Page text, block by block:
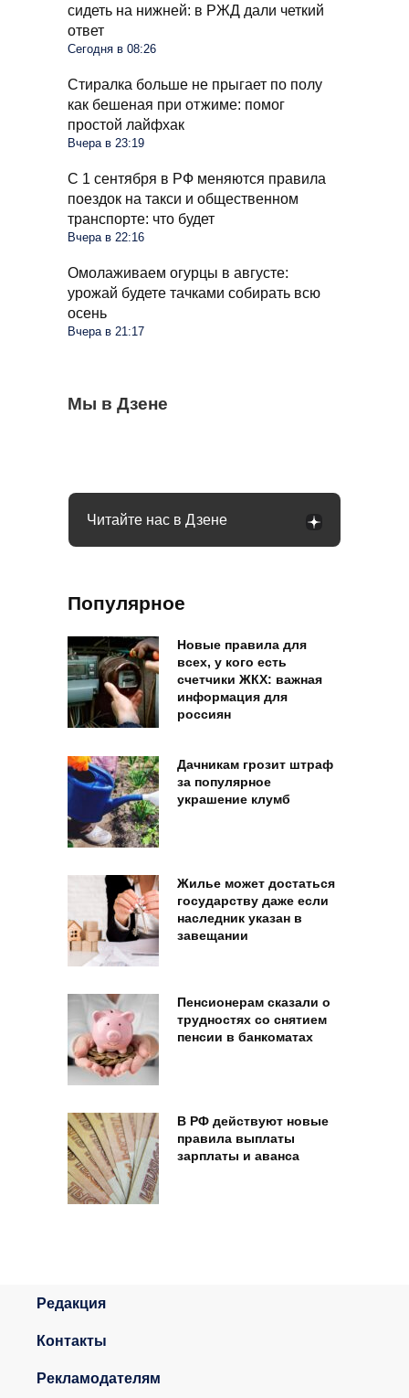
сидеть на нижней: в РЖД дали четкий
ответ
Сегодня в 08:26
Стиралка больше не прыгает по полу
как бешеная при отжиме: помог
простой лайфхак
Вчера в 23:19
С 1 сентября в РФ меняются правила
поездок на такси и общественном
транспорте: что будет
Вчера в 22:16
Омолаживаем огурцы в августе:
урожай будете тачками собирать всю
осень
Вчера в 21:17
Мы в Дзене
Бывший продавец выдала уловки
«Магнита» и «Пятерочки»: сети всегда
Семьи в России получат до 200 тысяч
С 1 сентября россиян будут сажать и
Читайте нас в Дзене
Популярное
Новые правила для
всех, у кого есть
счетчики ЖКХ: важная
информация для
россиян
Дачникам грозит штраф
за популярное
украшение клумб
Жилье может достаться
государству даже если
наследник указан в
завещании
Пенсионерам сказали о
трудностях со снятием
пенсии в банкоматах
В РФ действуют новые
правила выплаты
зарплаты и аванса
Редакция
Контакты
Рекламодателям